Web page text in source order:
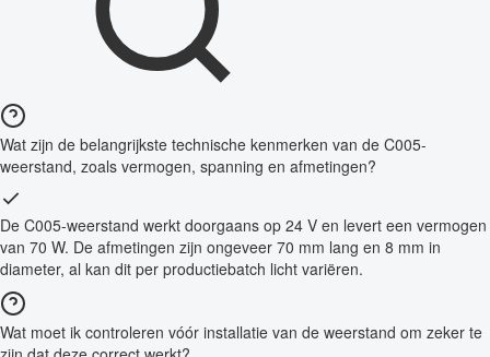
Wat zijn de belangrijkste technische kenmerken van de C005-
weerstand, zoals vermogen, spanning en afmetingen?
De C005-weerstand werkt doorgaans op 24 V en levert een vermogen
van 70 W. De afmetingen zijn ongeveer 70 mm lang en 8 mm in
diameter, al kan dit per productiebatch licht variëren.
Wat moet ik controleren vóór installatie van de weerstand om zeker te